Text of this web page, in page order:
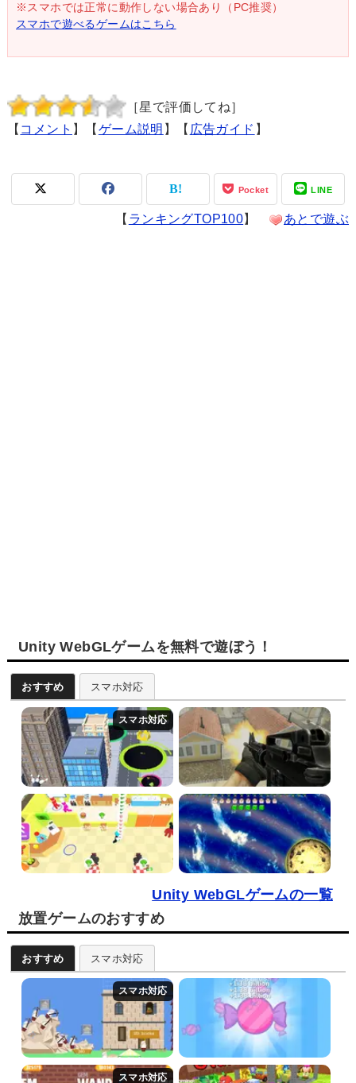
※スマホでは正常に動作しない場合あり（PC推奨）
スマホで遊べるゲームはこちら
［星で評価してね］
【 コメント 】【 ゲーム説明 】【 広告ガイド 】
Pocket LINE
【 ランキングTOP100】 あとで遊ぶ
Unity WebGLゲームを無料で遊ぼう！
おすすめ スマホ対応
Unity WebGLゲームの一覧
放置ゲームのおすすめ
おすすめ スマホ対応